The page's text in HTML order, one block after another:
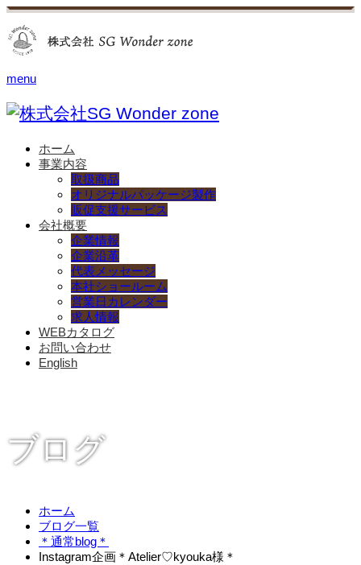
menu
ホーム
事業内容
取扱商品
オリジナルパッケージ製作
販促支援サービス
会社概要
企業情報
企業沿革
代表メッセージ
本社ショールーム
営業日カレンダー
求人情報
WEBカタログ
お問い合わせ
English
ブログ
ホーム
ブログ一覧
＊通常blog＊
Instagram企画＊Atelier♡kyouka様＊